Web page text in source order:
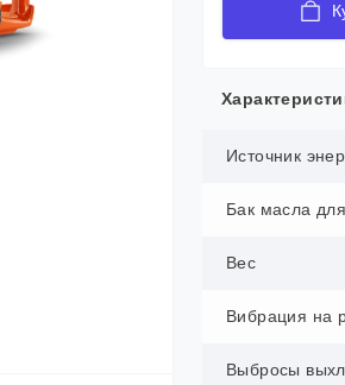
Источник
Бак масла
Вес
Вибрация на
Выбросы